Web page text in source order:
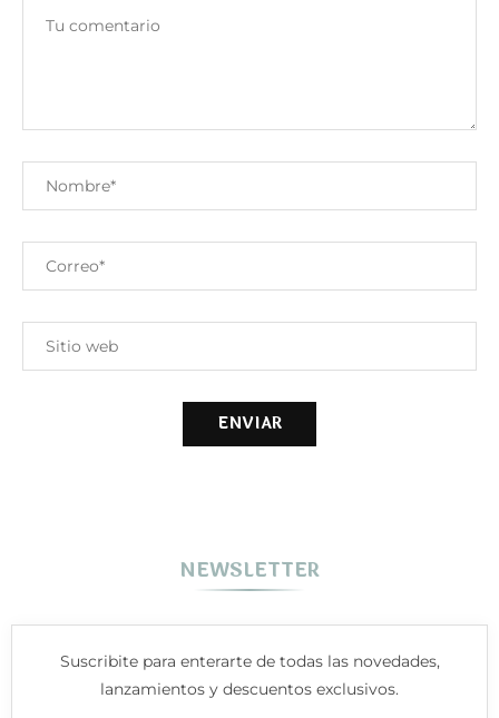
NEWSLETTER
Suscribite para enterarte de todas las novedades,
lanzamientos y descuentos exclusivos.